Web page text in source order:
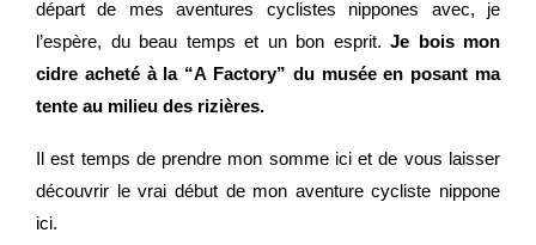
départ de mes aventures cyclistes nippones avec, je
l’espère, du beau temps et un bon esprit. Je bois mon
cidre acheté à la “A Factory” du musée en posant ma
tente au milieu des rizières.
Il est temps de prendre mon somme ici et de vous laisser
découvrir le vrai début de mon aventure cycliste nippone
ici.